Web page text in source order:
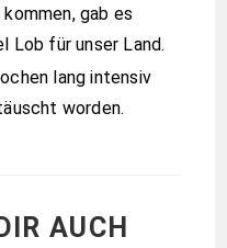
gab es
Lob für unser Land.
lang intensiv
worden.
AUCH